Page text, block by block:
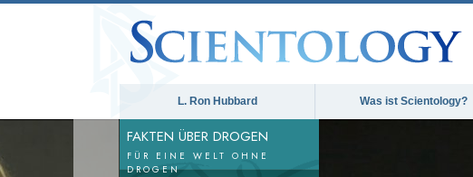
L. Ron Hubbard Was ist Scientology?
FAKTEN ÜBER DROGEN
FÜR EINE WELT OHNE
DROGEN